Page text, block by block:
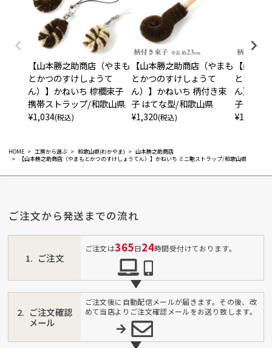
HOME 工房から選ぶ 和歌山県(わかやま)
山本勝之助商店
【山本勝之助商店（やまもとかつのすけしょうてん）】かねいち ミニ鞄ストラップ/和歌山県
【山本勝之助商店（やまも
とかつのすけしょうて
ん）】かねいち 棕櫚束子
携帯ストラップ/和歌山県
¥1,034(税込)
【山本勝之助商店（やまも
とかつのすけしょうて
ん）】かねいち 柄付き束
子 はてな型/和歌山県
¥1,320(税込)
【山本
とかつ
ん）】か
子（細長
¥1,320
ご注文から発送までの流れ
ご注文
ご注文は365日24時間受付けております。
ご注文確認
メール
ご注文後に自動配信メールが届きます。その後、改
めて当店よりご注文確認メールをお送り致します。